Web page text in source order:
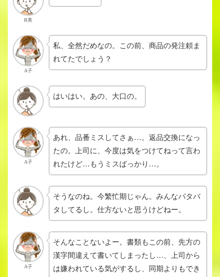
B美
A子
私、全然だめなの。この前、商品の発注頼ま
れてたでしょう？
はいはい。あの、大口の。
A子
あれ、品番ミスしてさぁ…。返品交換になっ
たの。上司に、今度は気をつけてねって言わ
れたけど…もうミスばっかり…。
そうなのね。今繁忙期じゃん。みんなバタバ
タしてるし。仕方ないと思うけどねー。
A子
そんなことないよー。書類もこの前、先方の
漢字間違えて書いてしまったし…、上司から
は嫌われている気がするし、同期よりもでき